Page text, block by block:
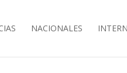
NACIONALES